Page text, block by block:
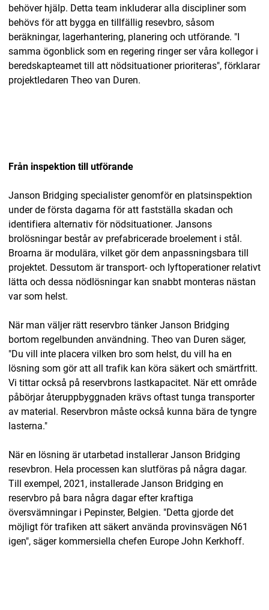
behöver hjälp. Detta team inkluderar alla discipliner som
behövs för att bygga en tillfällig resevbro, såsom
beräkningar, lagerhantering, planering och utförande. "I
samma ögonblick som en regering ringer ser våra kollegor i
beredskapteamet till att nödsituationer prioriteras", förklarar
projektledaren Theo van Duren.
Från inspektion till utförande
Janson Bridging specialister genomför en platsinspektion
under de första dagarna för att fastställa skadan och
identifiera alternativ för nödsituationer. Jansons
brolösningar består av prefabricerade broelement i stål.
Broarna är modulära, vilket gör dem anpassningsbara till
projektet. Dessutom är transport- och lyftoperationer relativt
lätta och dessa nödlösningar kan snabbt monteras nästan
var som helst.
När man väljer rätt reservbro tänker Janson Bridging
bortom regelbunden användning. Theo van Duren säger,
"Du vill inte placera vilken bro som helst, du vill ha en
lösning som gör att all trafik kan köra säkert och smärtfritt.
Vi tittar också på reservbrons lastkapacitet. När ett område
påbörjar återuppbyggnaden krävs oftast tunga transporter
av material. Reservbron måste också kunna bära de tyngre
lasterna."
När en lösning är utarbetad installerar Janson Bridging
resevbron. Hela processen kan slutföras på några dagar.
Till exempel, 2021, installerade Janson Bridging en
reservbro på bara några dagar efter kraftiga
översvämningar i Pepinster, Belgien. "Detta gjorde det
möjligt för trafiken att säkert använda provinsvägen N61
igen", säger kommersiella chefen Europe John Kerkhoff.